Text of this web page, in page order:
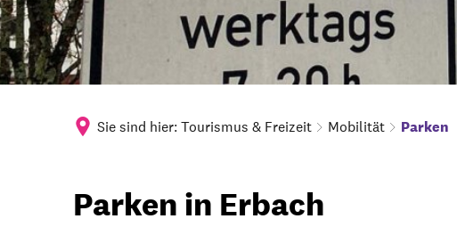
Sie sind hier: Tourismus & Freizeit Mobilität Parken
ParkenParken in Erbach